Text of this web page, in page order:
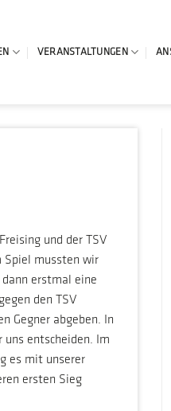
VERANSTALTUNGEN
und der TSV
Spiel mussten wir
erstmal eine
den TSV
Gegner abgeben. In
entscheiden. Im
es mit unserer
ersten Sieg